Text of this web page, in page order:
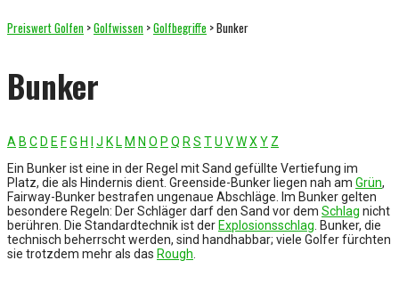
Preiswert Golfen >Golfwissen >Golfbegriffe >Bunker
Bunker
A B C D E FG H J K L M N O P Q R S TU VWX Y Z
Ein Bunker ist eine in der Regel mit Sand gefüllte Vertiefung im
Platz, die als Hindernis dient. Greenside-Bunker liegen nah am Grün,
Fairway-Bunker bestrafen ungenaue Abschläge. Im Bunker gelten
besondere Regeln: Der Schläger darf den Sand vor dem Schlag nicht
berühren. Die Standardtechnik ist der Explosionsschlag . Bunker, die
technisch beherrscht werden, sind handhabbar; viele Golfer fürchten
sie trotzdem mehr als das Rough